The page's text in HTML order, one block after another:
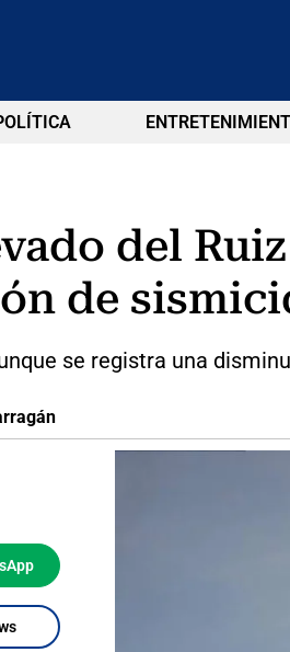
del
de
se registra una